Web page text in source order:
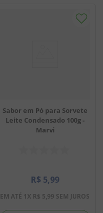
Sabor em Pó para Sorvete
Leite Condensado 100g -
Marvi
R$ 5,99
EM ATÉ 1X R$ 5,99 SEM JUROS